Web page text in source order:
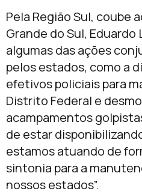
Pela Região Sul, coube
Grande do Sul,
algumas das ações
pelos estados, como a
efetivos policiais para
Distrito Federal e
acampamentos
de estar
estamos atuando de
sintonia para a
nossos estados”.